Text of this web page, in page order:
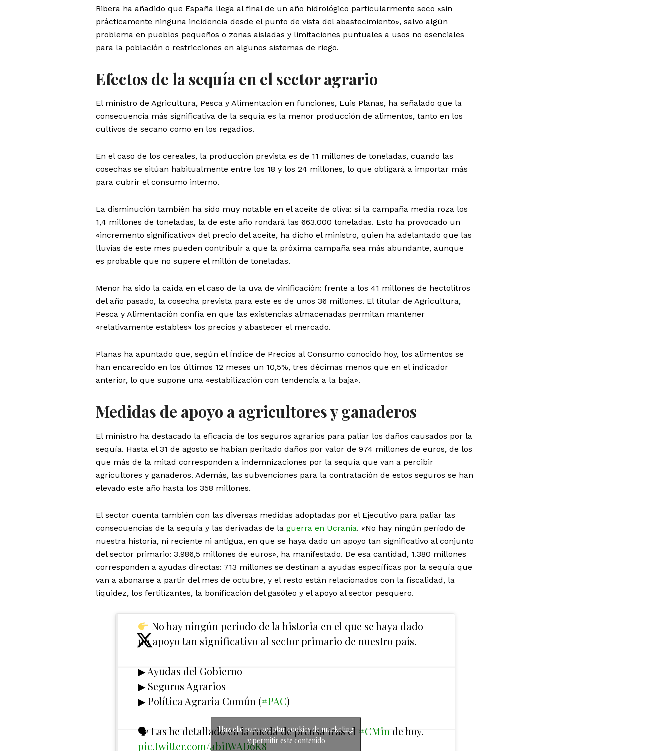
Ribera ha añadido que España llega al final de un año hidrológico particularmente seco «sin
prácticamente ninguna incidencia desde el punto de vista del abastecimiento», salvo algún
problema en pueblos pequeños o zonas aisladas y limitaciones puntuales a usos no esenciales
para la población o restricciones en algunos sistemas de riego.
Efectos de la sequía en el sector agrario
El ministro de Agricultura, Pesca y Alimentación en funciones, Luis Planas, ha señalado que la
consecuencia más significativa de la sequía es la menor producción de alimentos, tanto en los
cultivos de secano como en los regadíos.
En el caso de los cereales, la producción prevista es de 11 millones de toneladas, cuando las
cosechas se sitúan habitualmente entre los 18 y los 24 millones, lo que obligará a importar más
para cubrir el consumo interno.
La disminución también ha sido muy notable en el aceite de oliva: si la campaña media roza los
1,4 millones de toneladas, la de este año rondará las 663.000 toneladas. Esto ha provocado un
«incremento significativo» del precio del aceite, ha dicho el ministro, quien ha adelantado que las
lluvias de este mes pueden contribuir a que la próxima campaña sea más abundante, aunque
es probable que no supere el millón de toneladas.
Menor ha sido la caída en el caso de la uva de vinificación: frente a los 41 millones de hectolitros
del año pasado, la cosecha prevista para este es de unos 36 millones. El titular de Agricultura,
Pesca y Alimentación confía en que las existencias almacenadas permitan mantener
«relativamente estables» los precios y abastecer el mercado.
Planas ha apuntado que, según el Índice de Precios al Consumo conocido hoy, los alimentos se
han encarecido en los últimos 12 meses un 10,5%, tres décimas menos que en el indicador
anterior, lo que supone una «estabilización con tendencia a la baja».
Medidas de apoyo a agricultores y ganaderos
El ministro ha destacado la eficacia de los seguros agrarios para paliar los daños causados por la
sequía. Hasta el 31 de agosto se habían peritado daños por valor de 974 millones de euros, de los
que más de la mitad corresponden a indemnizaciones por la sequía que van a percibir
agricultores y ganaderos. Además, las subvenciones para la contratación de estos seguros se han
elevado este año hasta los 358 millones.
El sector cuenta también con las diversas medidas adoptadas por el Ejecutivo para paliar las
consecuencias de la sequía y las derivadas de la guerra en Ucrania. «No hay ningún período de
nuestra historia, ni reciente ni antigua, en que se haya dado un apoyo tan significativo al conjunto
del sector primario: 3.986,5 millones de euros», ha manifestado. De esa cantidad, 1.380 millones
corresponden a ayudas directas: 713 millones se destinan a ayudas específicas por la sequía que
van a abonarse a partir del mes de octubre, y el resto están relacionados con la fiscalidad, la
liquidez, los fertilizantes, la bonificación del gasóleo y el apoyo al sector pesquero.
No hay ningún periodo de la historia en el que se haya dado
un apoyo tan significativo al sector primario de nuestro país.
▶ Ayudas del Gobierno
▶ Seguros Agrarios
▶ Política Agraria Común (#PAC)
🗣 Las he detallado en la rueda de prensa tras el #CMin de hoy.
pic.twitter.com/abiIWAD6K8
Haz clic para aceptar cookies de marketing
y permitir este contenido